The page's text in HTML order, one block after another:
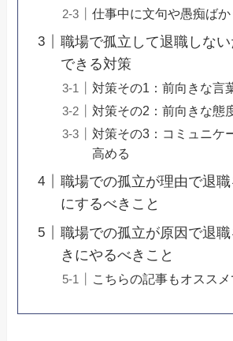
仕事中に文句や愚痴ば
職場で孤立して退職しな
できる対策
対策その1：前向きな言
対策その2：前向きな態
対策その3：コミュニケ
高める
職場での孤立が理由で退
にするべきこと
職場での孤立が原因で退
きにやるべきこと
こちらの記事もオスス